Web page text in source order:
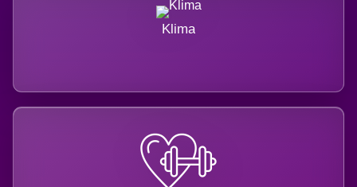
Klima